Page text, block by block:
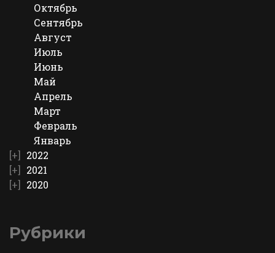
Октябрь
Сентябрь
Август
Июль
Июнь
Май
Апрель
Март
Февраль
Январь
2022
2021
2020
Рубрики